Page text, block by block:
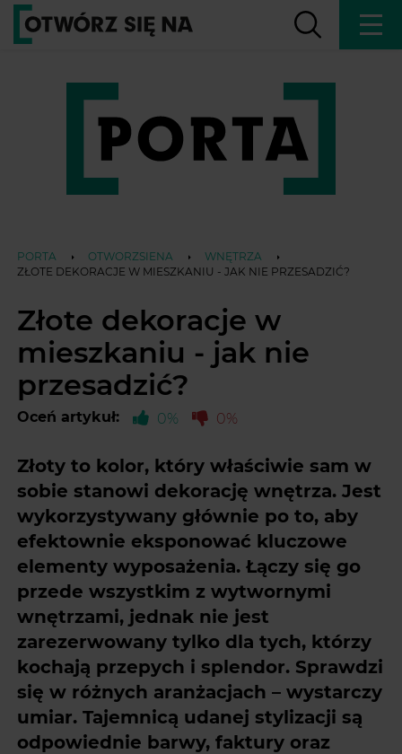
PORTA OTWORZSIENA
WNĘTRZA
ZŁOTE DEKORACJE W MIESZKANIU - JAK NIE PRZESADZIĆ?
Złote dekoracje w
mieszkaniu - jak nie
przesadzić?
Oceń artykuł: 0% 0%
Złoty to kolor, który właściwie sam w
sobie stanowi dekorację wnętrza. Jest
wykorzystywany głównie po to, aby
efektownie eksponować kluczowe
elementy wyposażenia. Łączy się go
przede wszystkim z wytwornymi
wnętrzami, jednak nie jest
zarezerwowany tylko dla tych, którzy
kochają przepych i splendor. Sprawdzi
się w różnych aranżacjach – wystarczy
umiar. Tajemnicą udanej stylizacji są
odpowiednie barwy, faktury oraz